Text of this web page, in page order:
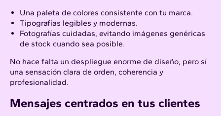
Una paleta de colores consistente con tu marca.
Tipografías legibles y modernas.
Fotografías cuidadas, evitando imágenes genéricas
de stock cuando sea posible.
No hace falta un despliegue enorme de diseño, pero sí
una sensación clara de orden, coherencia y
profesionalidad.
Mensajes centrados en tus clientes